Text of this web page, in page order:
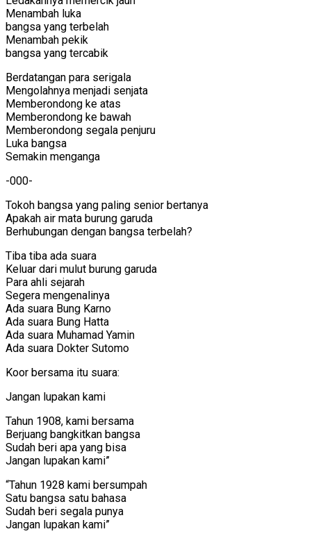
Menambah luka
bangsa yang terbelah
Menambah pekik
bangsa yang tercabik
Berdatangan para serigala
Mengolahnya menjadi senjata
Memberondong ke atas
Memberondong ke bawah
Memberondong segala penjuru
Luka bangsa
Semakin menganga
-000-
Tokoh bangsa yang paling senior bertanya
Apakah air mata burung garuda
Berhubungan dengan bangsa terbelah?
Tiba tiba ada suara
Keluar dari mulut burung garuda
Para ahli sejarah
Segera mengenalinya
Ada suara Bung Karno
Ada suara Bung Hatta
Ada suara Muhamad Yamin
Ada suara Dokter Sutomo
Koor bersama itu suara:
Jangan lupakan kami
Tahun 1908, kami bersama
Berjuang bangkitkan bangsa
Sudah beri apa yang bisa
Jangan lupakan kami”
“Tahun 1928 kami bersumpah
Satu bangsa satu bahasa
Sudah beri segala punya
Jangan lupakan kami”